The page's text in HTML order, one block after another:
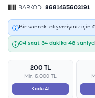
BARKOD: 8681465603191
Bir sonraki alışverişiniz için
04 saat 34 dakika 48 saniye
200 TL
Min: 6.000 TL
Kodu Al